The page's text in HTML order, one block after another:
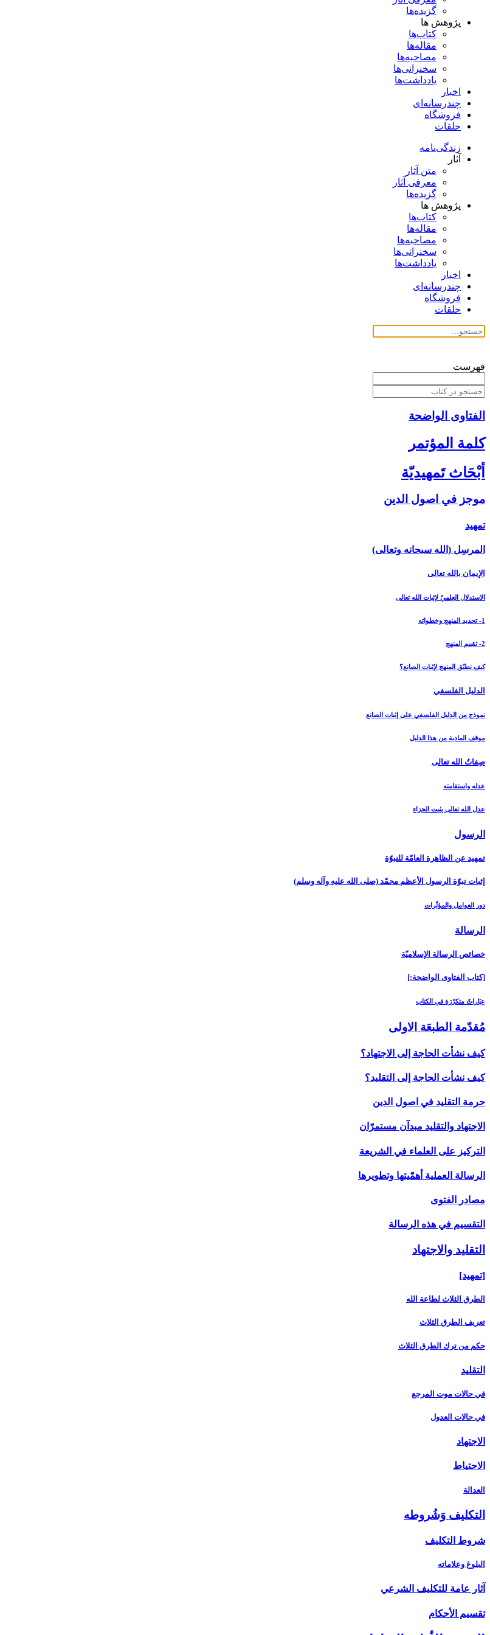
گزیده‌ها
پژوهش ها
کتاب‌ها
مقاله‌ها
مصاحبه‌ها
سخنرانی‌ها
یادداشت‌ها
اخبار
چندرسانه‌ای
فروشگاه
حلقات
زندگی‌نامه
آثار
متن آثار
معرفی آثار
گزیده‌ها
پژوهش ها
کتاب‌ها
مقاله‌ها
مصاحبه‌ها
سخنرانی‌ها
یادداشت‌ها
اخبار
چندرسانه‌ای
فروشگاه
حلقات
فهرست
الفتاوی الواضحة
كلمة المؤتمر
أبْحَاث تَمهيديّة
موجز في اصول الدين‏
تمهيد
المرسِل (الله سبحانه وتعالى)
الإيمان بالله تعالى‏
الاستدلال العِلميّ لإثبات الله تعالى‏
1- تحديد المنهج وخطواته
2- تقييم المنهج
كيف نطبّق المنهج لإثبات الصانع؟
الدليل الفلسفي‏
نموذج من الدليل الفلسفي على إثبات الصانع
موقف المادية من هذا الدليل
صِفاتُ الله تعالى‏
عدله واستقامته
عدل الله تعالى يثبت الجزاء
الرسول‏
تمهيد عن الظاهرة العامّة للنبوّة
إثبات نبوّة الرسول الأعظم محمّد (صلى الله عليه وآله وسلم)
دور العوامل والمؤثّرات
الرسالة
خصائص الرسالة الإسلاميّة
[كتاب الفتاوى الواضحة:]
عِبَاراتٌ متكرّرَة في الكتاب
مُقدّمة الطبعَة الاولى‏
كيف نشأت الحاجة إلى الاجتهاد؟
كيف نشأت الحاجة إلى التقليد؟
حرمة التقليد في اصول الدين
الاجتهاد والتقليد مبدآن مستمرّان
التركيز على العلماء في الشريعة
الرسالة العملية أهمّيتها وتطويرها
مصادر الفتوى
التقسيم في هذه الرسالة
التقليد والاجتهاد
[تمهيد]
الطرق الثلاث لطاعة الله
تعريف الطرق الثلاث
حكم من ترك الطرق الثلاث
التقليد
في حالات موت المرجع
في حالات العدول
الاجتهاد
الاحتياط
العدالة
التكليف وَشُروطه‏
شروط التكليف‏
البلوغ وعلاماته
آثار عامة للتكليف الشرعي‏
تقسيم الأحكام‏